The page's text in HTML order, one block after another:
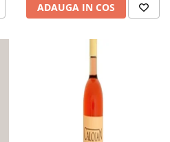
ADAUGA IN COS